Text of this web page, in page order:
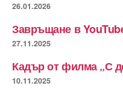
26.01.2026
Завръщане в
27.11.2025
Кадър от филма „С
10.11.2025